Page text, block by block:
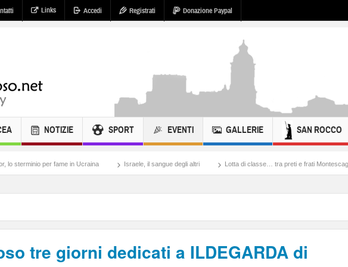
Links Accedi Registrati Donazione Paypal
NOTIZIE SPORT EVENTI GALLERIE SAN ROCCO
in Ucraina Israele, il sangue degli altri Lotta di classe… tra preti e frati Montescaglioso
tre giorni dedicati a ILDEGARDA di